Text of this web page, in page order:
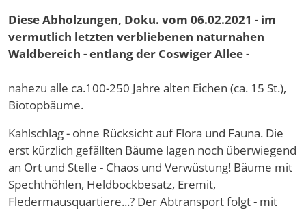
Diese Abholzungen, Doku. vom 06.02.2021 - im
vermutlich letzten verbliebenen naturnahen
Waldbereich - entlang der Coswiger Allee -
nahezu alle ca.100-250 Jahre alten Eichen (ca. 15 St.),
Biotopbäume.
Kahlschlag - ohne Rücksicht auf Flora und Fauna. Die
erst kürzlich gefällten Bäume lagen noch überwiegend
an Ort und Stelle - Chaos und Verwüstung! Bäume mit
Spechthöhlen, Heldbockbesatz, Eremit,
Fledermausquartiere...? Der Abtransport folgt - mit